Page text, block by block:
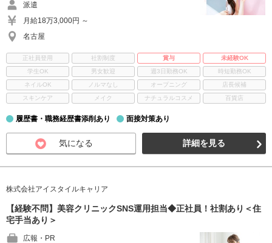
派遣
月給18万3,000円 ～
名古屋
正社員登用 社割制度 賞与
未経験OK
学生OK
男女歓迎 週3日勤務OK
時短勤務OK
ネイルOK
ノルマなし オープニング
店長候補
スキンケア
メイク ナチュラルコスメ 百貨店
履歴書・職務経歴書添削あり 面接対策あり
気になる 詳細を見る
株式会社アイスタイルキャリア
【経験不問】美容クリニックSNS運用担当◆正社員！社割あり＜住
宅手当あり＞
広報・PR